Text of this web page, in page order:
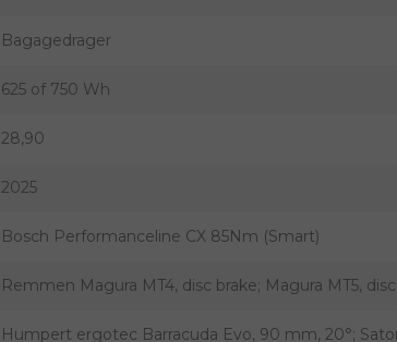
Bagagedrager
625 of 750 Wh
28,90
2025
Bosch Performanceline CX 85Nm (Smart)
Remmen Magura MT4, disc brake; Magura MT5,
Humpert ergotec Barracuda Evo, 90 mm, 20°;